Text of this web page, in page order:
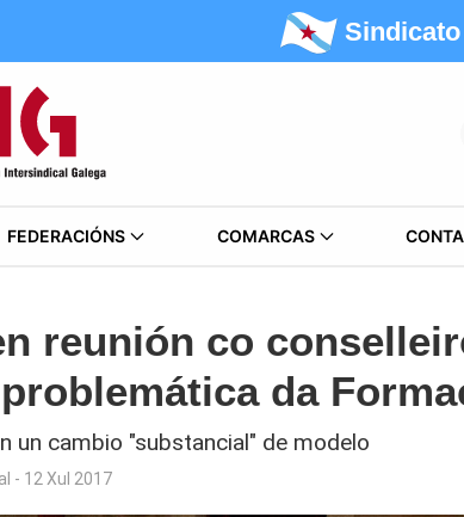
FEDERACIÓNS COMARCAS
reunión co
da
un cambio "substancial" de modelo
- 12 Xul 2017